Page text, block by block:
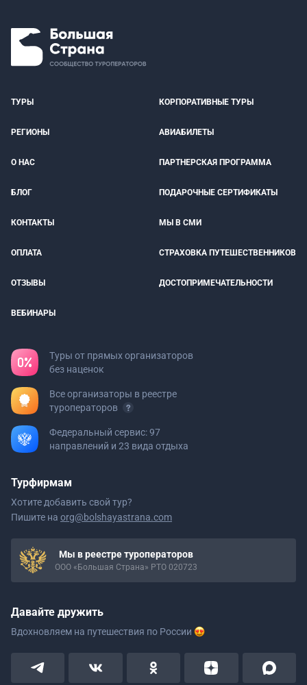
ТУРЫ КОРПОРАТИВНЫЕ ТУРЫ
РЕГИОНЫ АВИАБИЛЕТЫ
О НАС ПАРТНЕРСКАЯ ПРОГРАММА
БЛОГ ПОДАРОЧНЫЕ СЕРТИФИКАТЫ
КОНТАКТЫ МЫ В СМИ
ОПЛАТА СТРАХОВКА ПУТЕШЕСТВЕННИКОВ
ОТЗЫВЫ ДОСТОПРИМЕЧАТЕЛЬНОСТИ
ВЕБИНАРЫ
Туры от прямых организаторов
без наценок
Все организаторы в реестре
туроператоров
Федеральный сервис: 97
направлений и 23 вида отдыха
Турфирмам
Хотите добавить свой тур?
Пишите на org@bolshayastrana.com
Мы в реестре туроператоров
ООО «Большая Страна» РТО 020723
Давайте дружить
Вдохновляем на путешествия по России